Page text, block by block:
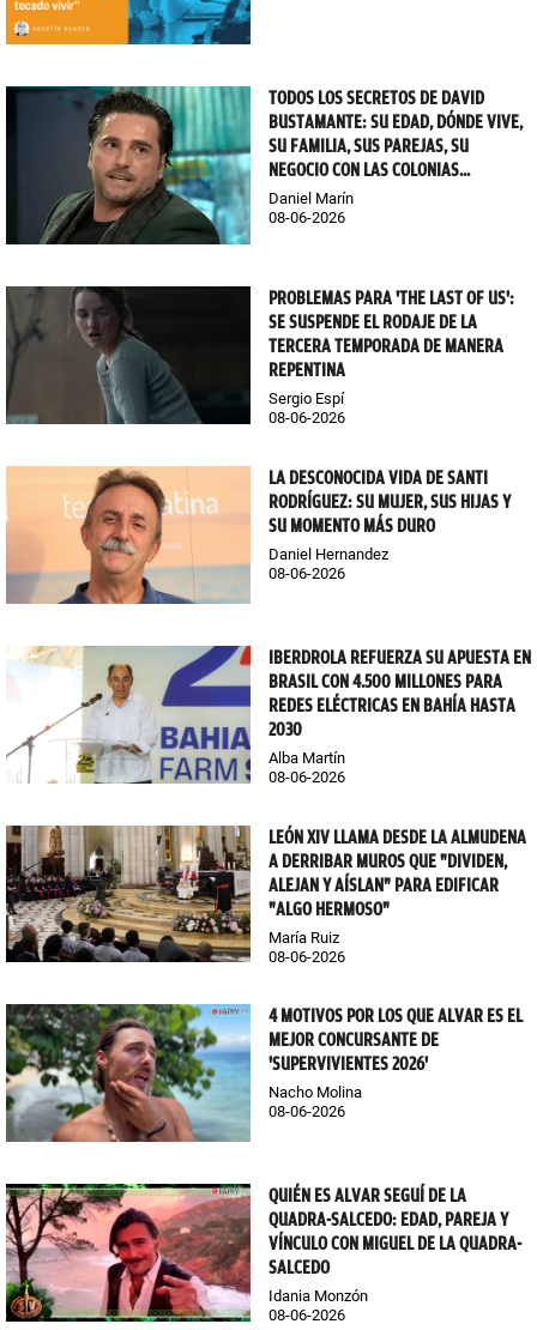
TODOS LOS SECRETOS DE DAVID
BUSTAMANTE: SU EDAD, DÓNDE VIVE,
SU FAMILIA, SUS PAREJAS, SU
NEGOCIO CON LAS COLONIAS...
Daniel Marín
08-06-2026
PROBLEMAS PARA 'THE LAST OF US':
SE SUSPENDE EL RODAJE DE LA
TERCERA TEMPORADA DE MANERA
REPENTINA
Sergio Espí
08-06-2026
LA DESCONOCIDA VIDA DE SANTI
RODRÍGUEZ: SU MUJER, SUS HIJAS Y
SU MOMENTO MÁS DURO
Daniel Hernandez
08-06-2026
IBERDROLA REFUERZA SU APUESTA EN
BRASIL CON 4.500 MILLONES PARA
REDES ELÉCTRICAS EN BAHÍA HASTA
2030
Alba Martín
08-06-2026
LEÓN XIV LLAMA DESDE LA ALMUDENA
A DERRIBAR MUROS QUE "DIVIDEN,
ALEJAN Y AÍSLAN" PARA EDIFICAR
"ALGO HERMOSO"
María Ruiz
08-06-2026
4 MOTIVOS POR LOS QUE ALVAR ES EL
MEJOR CONCURSANTE DE
'SUPERVIVIENTES 2026'
Nacho Molina
08-06-2026
QUIÉN ES ALVAR SEGUÍ DE LA
QUADRA-SALCEDO: EDAD, PAREJA Y
VÍNCULO CON MIGUEL DE LA QUADRA-
SALCEDO
Idania Monzón
08-06-2026